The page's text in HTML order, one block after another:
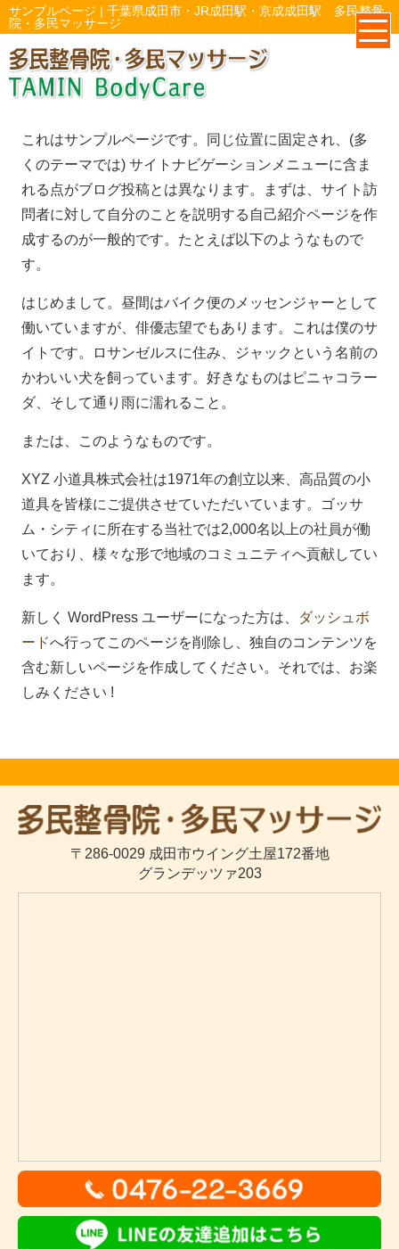
サンプルページ | 千葉県成田市・JR成田駅・京成成田駅 多民整骨
院・多民マッサージ
これはサンプルページです。同じ位置に固定され、(多
くのテーマでは) サイトナビゲーションメニューに含ま
れる点がブログ投稿とは異なります。まずは、サイト訪
問者に対して自分のことを説明する自己紹介ページを作
成するのが一般的です。たとえば以下のようなもので
す。
はじめまして。昼間はバイク便のメッセンジャーとして
働いていますが、俳優志望でもあります。これは僕のサ
イトです。ロサンゼルスに住み、ジャックという名前の
かわいい犬を飼っています。好きなものはピニャコラー
ダ、そして通り雨に濡れること。
または、このようなものです。
XYZ 小道具株式会社は1971年の創立以来、高品質の小
道具を皆様にご提供させていただいています。ゴッサ
ム・シティに所在する当社では2,000名以上の社員が働
いており、様々な形で地域のコミュニティへ貢献してい
ます。
新しく WordPress ユーザーになった方は、
ダッシュボ
ードへ行ってこのページを削除し、独自のコンテンツを
含む新しいページを作成してください。それでは、お楽
しみください !
〒286-0029 成田市ウイング土屋172番地
グランデッツァ203